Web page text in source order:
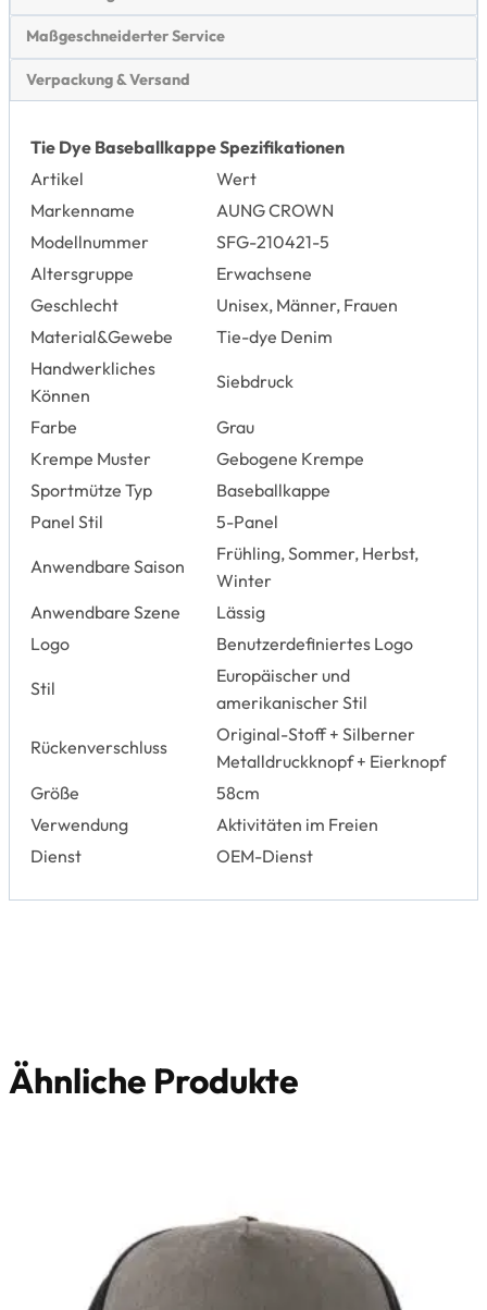
Maßgeschneiderter Service
Verpackung & Versand
Tie Dye Baseballkappe Spezifikationen
Artikel
Wert
Markenname
AUNG CROWN
Modellnummer
SFG-210421-5
Altersgruppe
Erwachsene
Geschlecht
Unisex, Männer, Frauen
Material&Gewebe
Tie-dye Denim
Handwerkliches
Können
Siebdruck
Farbe
Grau
Krempe Muster
Gebogene Krempe
Sportmütze Typ
Baseballkappe
Panel Stil
5-Panel
Anwendbare Saison
Frühling, Sommer, Herbst,
Winter
Anwendbare Szene
Lässig
Logo
Benutzerdefiniertes Logo
Stil
Europäischer und
amerikanischer Stil
Rückenverschluss
Original-Stoff + Silberner
Metalldruckknopf + Eierknopf
Größe
58cm
Verwendung
Aktivitäten im Freien
Dienst
OEM-Dienst
Ähnliche Produkte